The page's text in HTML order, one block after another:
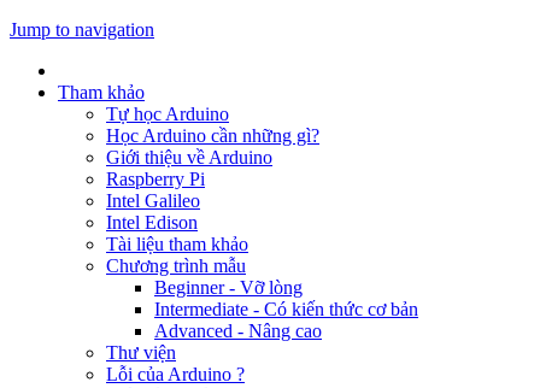
Jump to navigation
Tham khảo
Tự học Arduino
Học Arduino cần những gì?
Giới thiệu về Arduino
Raspberry Pi
Intel Galileo
Intel Edison
Tài liệu tham khảo
Chương trình mẫu
Beginner - Vỡ lòng
Intermediate - Có kiến thức cơ bản
Advanced - Nâng cao
Thư viện
Lỗi của Arduino ?